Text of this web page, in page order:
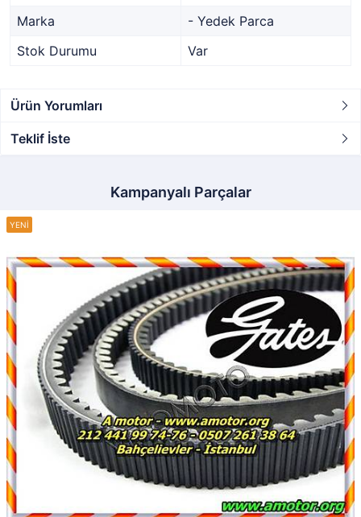
Marka
- Yedek Parca
Stok Durumu
Var
Ürün Yorumları
Teklif İste
Kampanyalı Parçalar